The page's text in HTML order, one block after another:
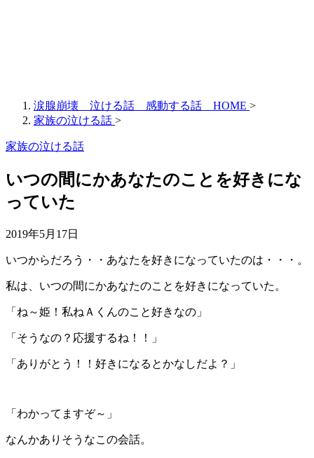
涙腺崩壊 泣ける話 感動する話 HOME >
家族の泣ける話 >
家族の泣ける話
いつの間にかあなたのことを好きにな
っていた
2019年5月17日
いつからだろう・・あなたを好きになっていたのは・・・。
私は、いつの間にかあなたのことを好きになっていた。
「ね～姫！私ねＡくんのこと好きなの」
「そうなの？応援するね！！」
「ありがとう！！好きになるとかなしだよ？」
「わかってますぞ～」
なんかありそうなこの会話。